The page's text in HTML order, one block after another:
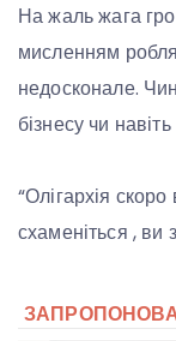
На жаль жага
мисленням
недосконале.
бізнесу чи
“Олігархія
схаменіться , ви